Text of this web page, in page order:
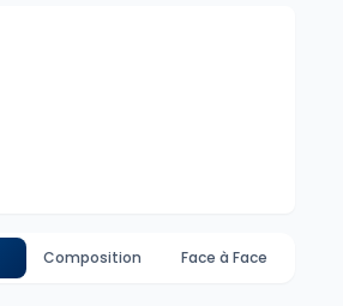
Composition Face à Face